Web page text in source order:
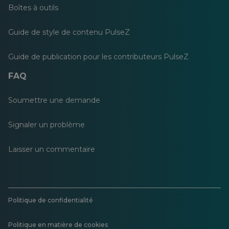
Boîtes à outils
Guide de style de contenu PulseZ
Guide de publication pour les contributeurs PulseZ
FAQ
Soumettre une demande
Signaler un problème
Laisser un commentaire
Politique de confidentialité
Politique en matière de cookies